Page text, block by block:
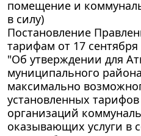
помещение и
в силу)
Постановление
тарифам от 17
"Об утверждении для
муниципального
максимально
установленных
организаций
оказывающих услуги в